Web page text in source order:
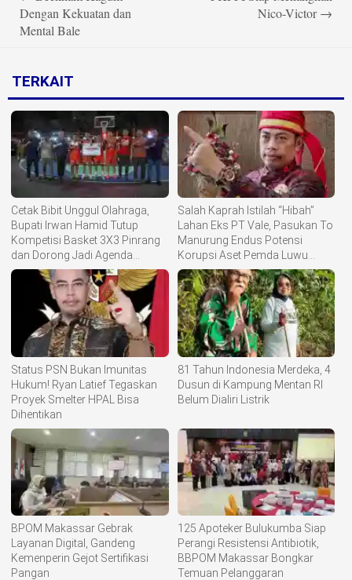
Dengan Kekuatan dan
Mental Bale
Nico-Victor→
TERKAIT
Cetak Bibit Unggul Olahraga,
Bupati Irwan Hamid Tutup
Kompetisi Basket 3X3 Pinrang
dan Dorong Jadi Agenda
Annually
Salah Kaprah Istilah “Hibah”
Lahan Eks PT Vale, Pasukan To
Manurung Endus Potensi
Korupsi Aset Pemda Luwu
Timur
Status PSN Bukan Imunitas
Hukum! Ryan Latief Tegaskan
Proyek Smelter HPAL Bisa
Dihentikan
81 Tahun Indonesia Merdeka, 4
Dusun di Kampung Mentan RI
Belum Dialiri Listrik
BPOM Makassar Gebrak
Layanan Digital, Gandeng
Kemenperin Gejot Sertifikasi
Pangan
125 Apoteker Bulukumba Siap
Perangi Resistensi Antibiotik,
BBPOM Makassar Bongkar
Temuan Pelanggaran